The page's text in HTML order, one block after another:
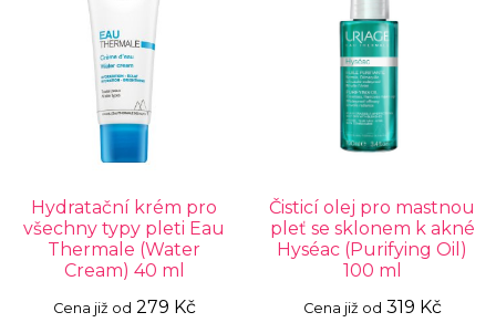
Hydratační krém pro
všechny typy pleti Eau
Thermale (Water
Cream) 40 ml
Cena již od 279 Kč
Čisticí olej pro mastnou
pleť se sklonem k akné
Hyséac (Purifying Oil)
100 ml
Cena již od 319 Kč